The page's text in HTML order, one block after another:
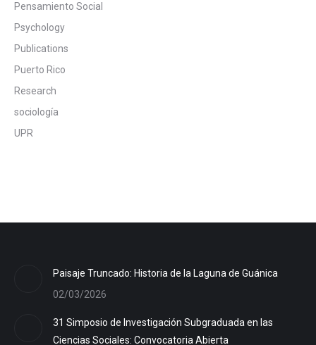
Pensamiento Social
Psychology
Publications
Puerto Rico
Research
sociología
UPR
Paisaje Truncado: Historia de la Laguna de Guánica
02/03/2026
31 Simposio de Investigación Subgraduada en las
Ciencias Sociales: Convocatoria Abierta